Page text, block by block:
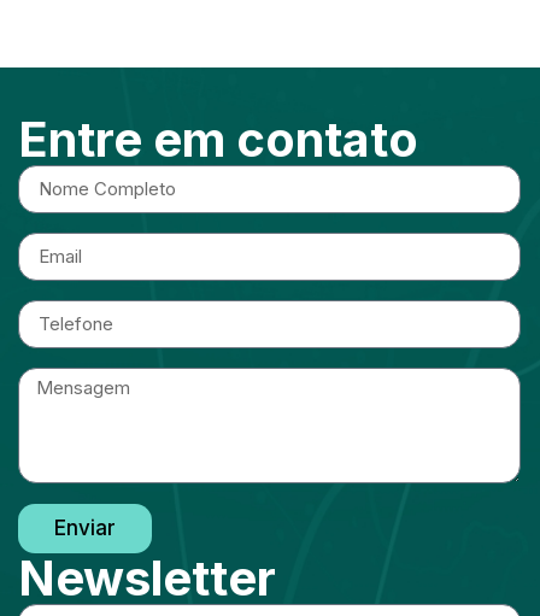
Entre em contato
Enviar
Newsletter